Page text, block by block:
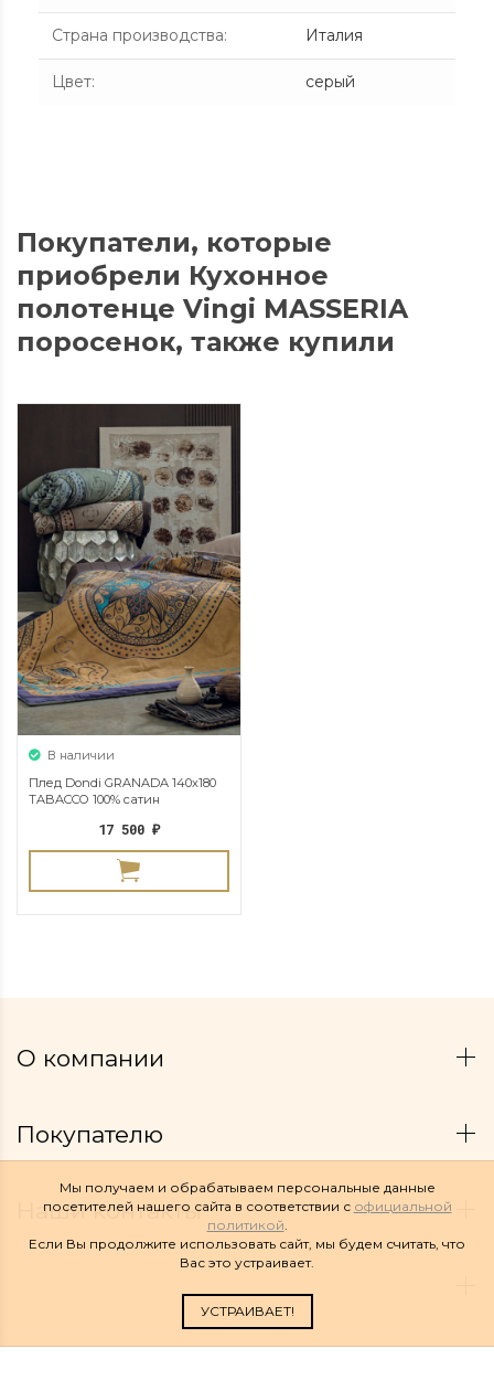
Страна производства: Италия
Цвет: серый
Покупатели, которые
приобрели Кухонное
полотенце Vingi MASSERIA
поросенок, также купили
В наличии
Плед Dondi GRANADA 140х180
TABACCO 100% сатин
17 500₽
О компании
Покупателю
Наши контакты
Мы получаем и обрабатываем персональные данные
посетителей нашего сайта в соответствии с официальной
политикой.
Если Вы продолжите использовать сайт, мы будем считать, что
Вас это устраивает.
УСТРАИВАЕТ!